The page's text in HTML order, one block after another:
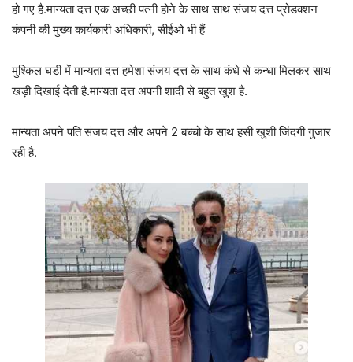
हो गए है.मान्यता दत्त एक अच्छी पत्नी होने के साथ साथ संजय दत्त प्रोडक्शन
कंपनी की मुख्य कार्यकारी अधिकारी, सीईओ भी हैं
मुश्किल घडी में मान्यता दत्त हमेशा संजय दत्त के साथ कंधे से कन्धा मिलकर साथ
खड़ी दिखाई देती है.मान्यता दत्त अपनी शादी से बहुत खुश है.
मान्यता अपने पति संजय दत्त और अपने 2 बच्चो के साथ हसी खुशी जिंदगी गुजार
रही है.